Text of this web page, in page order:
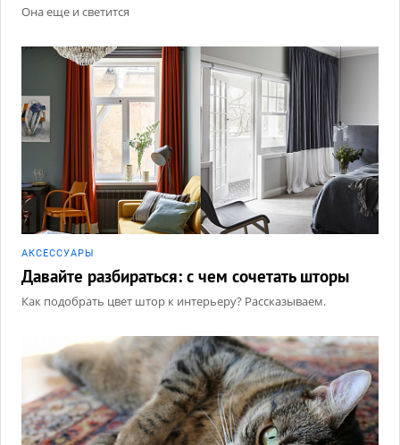
Она еще и светится
АКCЕССУАРЫ
Давайте разбираться: с чем сочетать шторы
Как подобрать цвет штор к интерьеру? Рассказываем.